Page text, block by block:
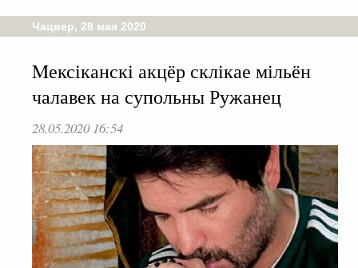
Чацвер, 28 мая 2020
Mексіканскі акцёр склікае мільён
чалавек на супольны Ружанец
28.05.2020 16:54